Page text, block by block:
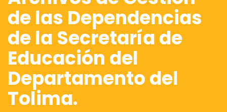
de las Dependencias
de la Secretaría de
Educación del
Departamento del
Tolima.